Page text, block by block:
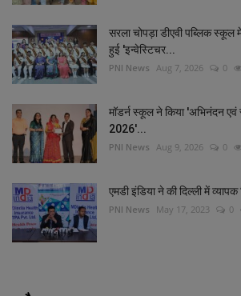
सरला चोपड़ा डीएवी पब्लिक स्कूल
हुई 'इन्वेस्टिचर...
PNI News Aug 7, 2026 0
मॉडर्न स्कूल ने किया 'अभिनंदन एवं
2026'...
PNI News Aug 9, 2026 0
एमडी इंडिया ने की दिल्‍ली में व्‍यापक
PNI News May 17, 2023 0